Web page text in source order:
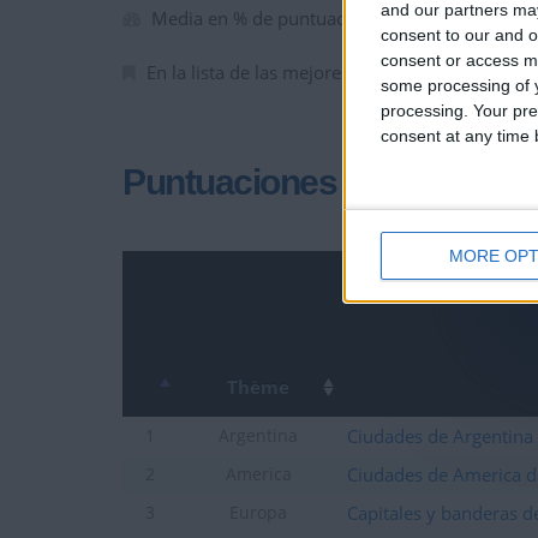
and our partners
consent to our and
consent or access
some processing of
processing. Your
consent at any time
MORE
Media en % de puntuación max. :80.49%
En la lista de las mejores partidas :0
Puntuaciones
Thème
Ciudades de Argentina
Ciudades de America
Capitales y banderas